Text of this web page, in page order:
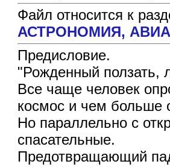
Файл относится к
АСТРОНОМИЯ,
Предисловие.
"Рожденный ползать,
Все чаще человек
космос и чем больше
Но параллельно с
спасательные.
Предотвращающий